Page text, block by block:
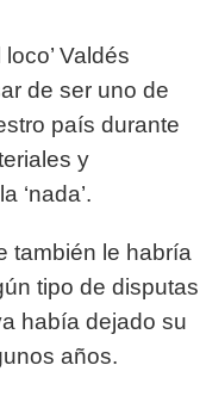
Valdés
de ser uno de
país durante
y
‘nada’.
también le habría
tipo de disputas
había dejado su
años.